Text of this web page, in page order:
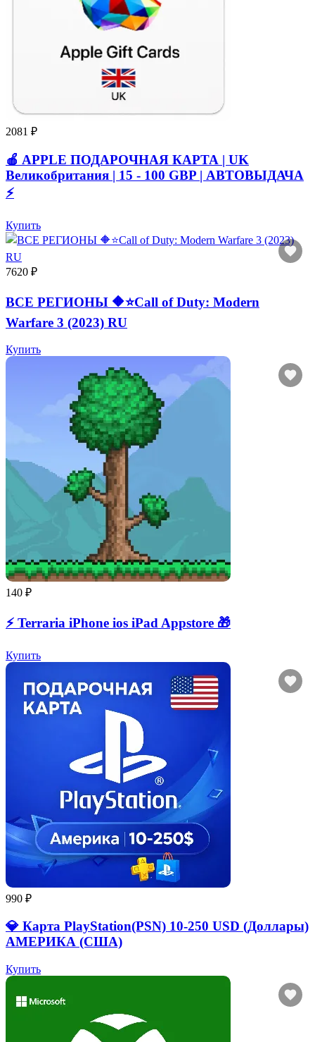
2081 ₽
🍎 APPLE ПОДАРОЧНАЯ КАРТА | UK
Великобритания | 15 - 100 GBP | АВТОВЫДАЧА
⚡️
Купить
7620 ₽
ВСЕ РЕГИОНЫ 🔶⭐Call of Duty: Modern
Warfare 3 (2023) RU
Купить
140 ₽
⚡️ Terraria iPhone ios iPad Appstore 🎁
Купить
990 ₽
💎 Карта PlayStation(PSN) 10-250 USD (Доллары)
АМЕРИКА (США)
Купить